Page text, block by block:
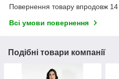
Повернення товару впродовж 14
Всі умови повернення
Подібні товари компанії